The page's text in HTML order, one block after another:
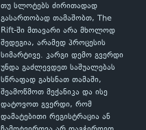
თუ სლოტებს ძირითადად
გასართობად თამაშობთ, The
Rift-ში მთავარი არა მხოლოდ
შედეგია, არამედ პროცესის
სიმარტივე. კარგი დემო გვერდი
უნდა გაძლევდეთ საშუალებას
სწრაფად გახსნათ თამაში,
შეამოწმოთ მექანიკა და ისე
დატოვოთ გვერდი, რომ
დამატებითი რეგისტრაცია ან